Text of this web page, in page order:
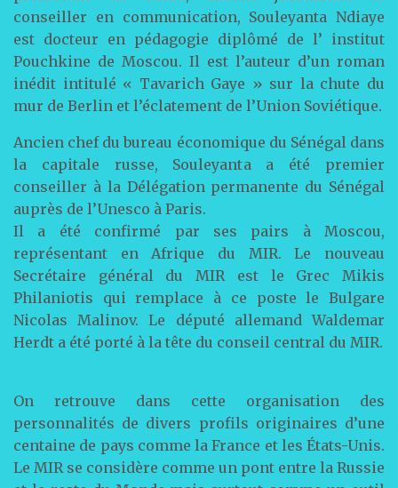
conseiller en communication, Souleyanta Ndiaye
est docteur en pédagogie diplômé de l’ institut
Pouchkine de Moscou. Il est l’auteur d’un roman
inédit intitulé « Tavarich Gaye » sur la chute du
mur de Berlin et l’éclatement de l’Union Soviétique.
Ancien chef du bureau économique du Sénégal dans
la capitale russe, Souleyanta a été premier
conseiller à la Délégation permanente du Sénégal
auprès de l’Unesco à Paris.
Il a été confirmé par ses pairs à Moscou,
représentant en Afrique du MIR. Le nouveau
Secrétaire général du MIR est le Grec Mikis
Philaniotis qui remplace à ce poste le Bulgare
Nicolas Malinov. Le député allemand Waldemar
Herdt a été porté à la tête du conseil central du MIR.
On retrouve dans cette organisation des
personnalités de divers profils originaires d’une
centaine de pays comme la France et les États-Unis.
Le MIR se considère comme un pont entre la Russie